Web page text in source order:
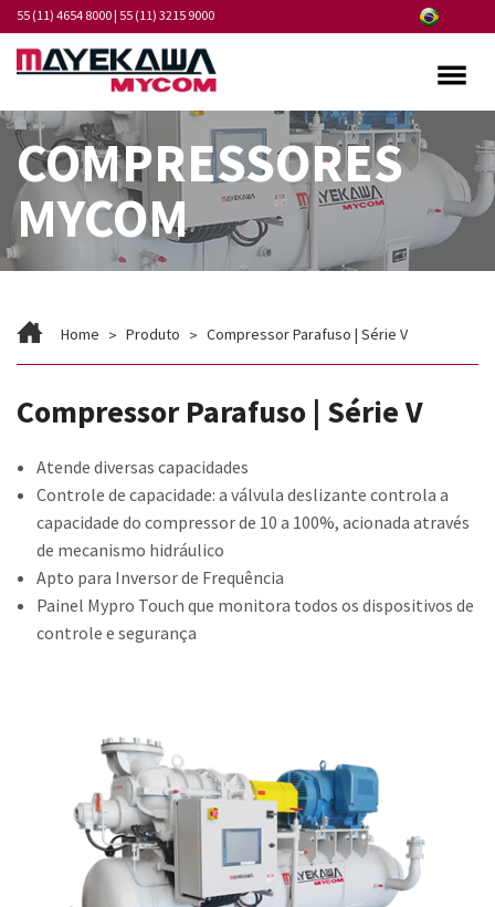
55 (11) 4654 8000| 55 (11) 3215 9000
Quem somos
Programa de Integridade
Mercados
Serviços
Fornecedores
Notícias
Contato
Trabalhe Conosco
COMPRESSORES
MYCOM
Home Produto Compressor Parafuso | Série V
Compressor Parafuso | Série V
Atende diversas capacidades
Controle de capacidade: a válvula deslizante controla a
capacidade do compressor de 10 a 100%, acionada através
de mecanismo hidráulico
Apto para Inversor de Frequência
Painel Mypro Touch que monitora todos os dispositivos de
controle e segurança